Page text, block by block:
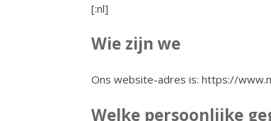
[:nl]
Wie zijn we
Ons website-adres is: https://
Welke persoonlijke